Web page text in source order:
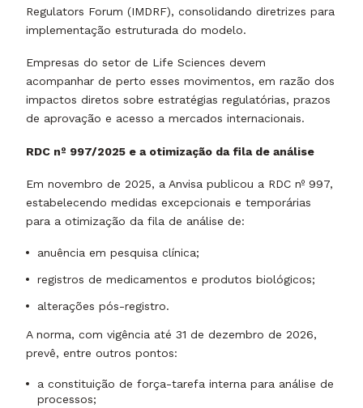
Regulators Forum (IMDRF), consolidando diretrizes para
implementação estruturada do modelo.
Empresas do setor de Life Sciences devem
acompanhar de perto esses movimentos, em razão dos
impactos diretos sobre estratégias regulatórias, prazos
de aprovação e acesso a mercados internacionais.
RDC nº 997/2025 e a otimização da fila de análise
Em novembro de 2025, a Anvisa publicou a RDC nº 997,
estabelecendo medidas excepcionais e temporárias
para a otimização da fila de análise de:
anuência em pesquisa clínica;
registros de medicamentos e produtos biológicos;
alterações pós-registro.
A norma, com vigência até 31 de dezembro de 2026,
prevê, entre outros pontos:
a constituição de força-tarefa interna para análise de
processos;